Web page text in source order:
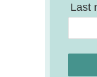
Last